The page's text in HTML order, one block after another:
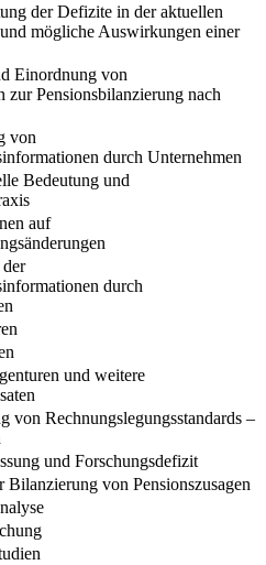
der Defizite in der aktuellen
mögliche Auswirkungen einer
Einordnung von
zur Pensionsbilanzierung nach
von
durch Unternehmen
Bedeutung und
auf
durch
und weitere
von Rechnungslegungsstandards –
und Forschungsdefizit
Bilanzierung von Pensionszusagen